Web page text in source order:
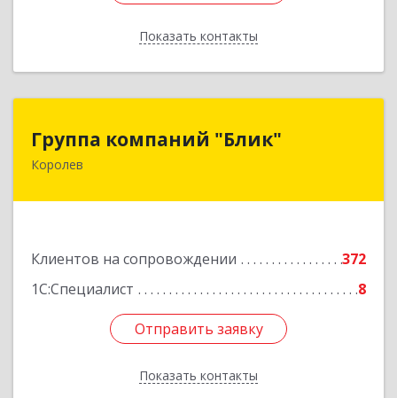
Показать контакты
Назад
Группа компаний "Блик"
Королев
Клиентов на сопровождении
372
1С:Специалист
8
Отправить заявку
Показать контакты
Группа компаний "Блик"
Отправить заявку
Назад